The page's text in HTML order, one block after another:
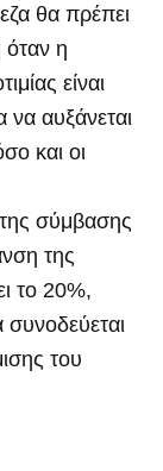
θα πρέπει
όταν η
είναι
αυξάνεται
και οι
σύμβασης
της
το 20%,
του